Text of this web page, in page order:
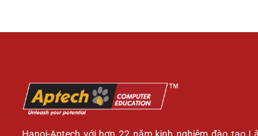
Hanoi-Aptech với hơn 22 năm kinh nghiệm đào tạo